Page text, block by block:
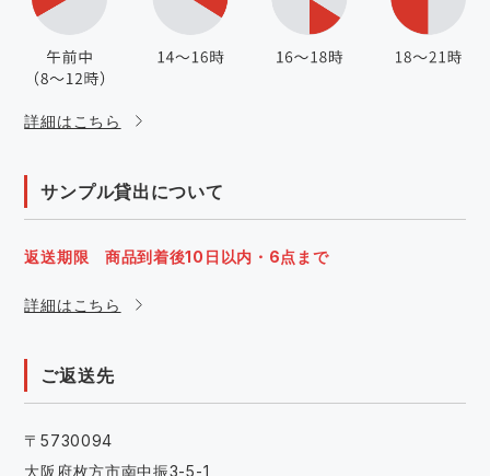
詳細はこちら
サンプル貸出について
返送期限 商品到着後10日以内・6点まで
詳細はこちら
ご返送先
〒5730094
大阪府枚方市南中振3-5-1